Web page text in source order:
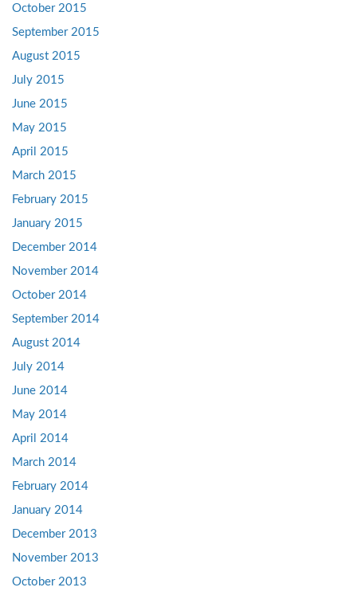
October 2015
September 2015
August 2015
July 2015
June 2015
May 2015
April 2015
March 2015
February 2015
January 2015
December 2014
November 2014
October 2014
September 2014
August 2014
July 2014
June 2014
May 2014
April 2014
March 2014
February 2014
January 2014
December 2013
November 2013
October 2013